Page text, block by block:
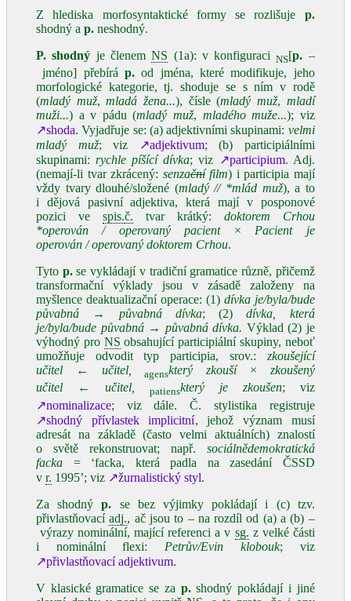
Z hlediska morfosyntaktické formy se rozlišuje p.
shodný a p. neshodný.
P. shodný je členemNS (1a): v konfiguraciNS[p. –
jméno] přebíráp. od jména, které modifikuje, jeho
morfologické kategorie, tj. shoduje se s ním v rodě
(mladý muž,mladá žena...), čísle (mladý muž, mladí
muži...) a v pádu (mladý muž, mladého muže...); viz
↗shoda. Vyjadřuje se: (a) adjektivními skupinami: velmi
mladý muž; viz ↗adjektivum; (b) participiálními
skupinami:rychle píšící dívka; viz ↗participium. Adj.
(nemají-li tvar zkrácený: senzační film) i participia mají
vždy tvary dlouhé/složené (mladý // *mlád muž), a to
i dějová pasivní adjektiva, která mají v posponové
pozici ve spis.č. tvar krátký: doktorem Crhou
*operován / operovaný pacient× Pacient je
operován / operovaný doktorem Crhou.
Tyto p.se vykládají v tradiční gramatice různě, přičemž
transformační výklady jsou v zásadě založeny na
myšlence deaktualizační operace: (1) dívka je/byla/bude
půvabná → půvabná dívka; (2)dívka, která
je/byla/bude půvabná→ půvabná dívka. Výklad (2) je
výhodný pro NS obsahující participiální skupiny, neboť
umožňuje odvodit typ participia, srov.: zkoušející
učitel ← učitel, agenskterý zkouší× zkoušený
učitel ← učitel, patienskterý je zkoušen; viz
↗nominalizace; viz dále. Č. stylistika registruje
↗shodný přívlastek implicitní, jehož význam musí
adresát na základě (často velmi aktuálních) znalostí
o světě rekonstruovat; např. sociálnědemokratická
facka = ‘facka, která padla na zasedání ČSSD
v r. 1995’; viz ↗žurnalistický styl.
Za shodnýp. se bez výjimky pokládají i (c) tzv.
přivlastňovacíadj., ač jsou to – na rozdíl od (a) a (b) –
výrazy nominální, mající referenci a v sg. z velké části
i nominální flexi:Petrův/Evin klobouk; viz
↗přivlastňovací adjektivum.
V klasické gramatice se za p.shodný pokládají i jiné